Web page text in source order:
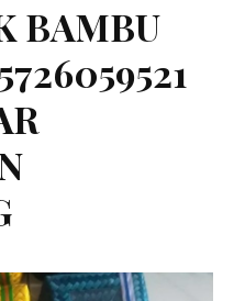
BAMBU